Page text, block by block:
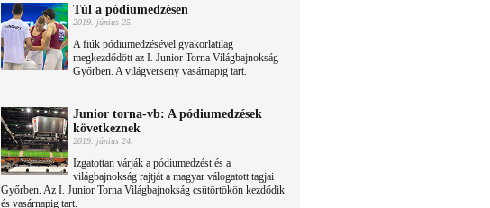
Túl a pódiumedzésen
2019. június 25.
A fiúk pódiumedzésével gyakorlatilag
megkezdődött az I. Junior Torna Világbajnokság
Győrben. A világverseny vasárnapig tart.
Junior torna-vb: A pódiumedzések
következnek
2019. június 24.
Izgatottan várják a pódiumedzést és a
világbajnokság rajtját a magyar válogatott tagjai
Győrben. Az I. Junior Torna Világbajnokság csütörtökön kezdődik
és vasárnapig tart.